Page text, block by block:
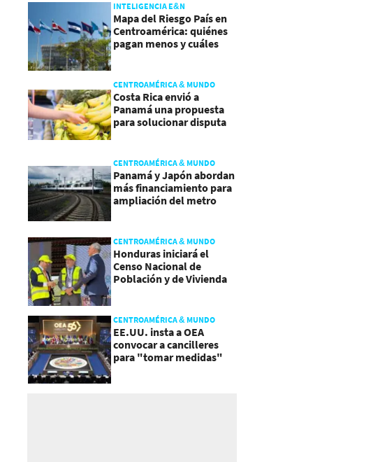
INTELIGENCIA E&N
Mapa del Riesgo País en
Centroamérica: quiénes
pagan menos y cuáles
CENTROAMÉRICA & MUNDO
Costa Rica envió a
Panamá una propuesta
para solucionar disputa
CENTROAMÉRICA & MUNDO
Panamá y Japón abordan
más financiamiento para
ampliación del metro
CENTROAMÉRICA & MUNDO
Honduras iniciará el
Censo Nacional de
Población y de Vivienda
CENTROAMÉRICA & MUNDO
EE.UU. insta a OEA
convocar a cancilleres
para "tomar medidas"